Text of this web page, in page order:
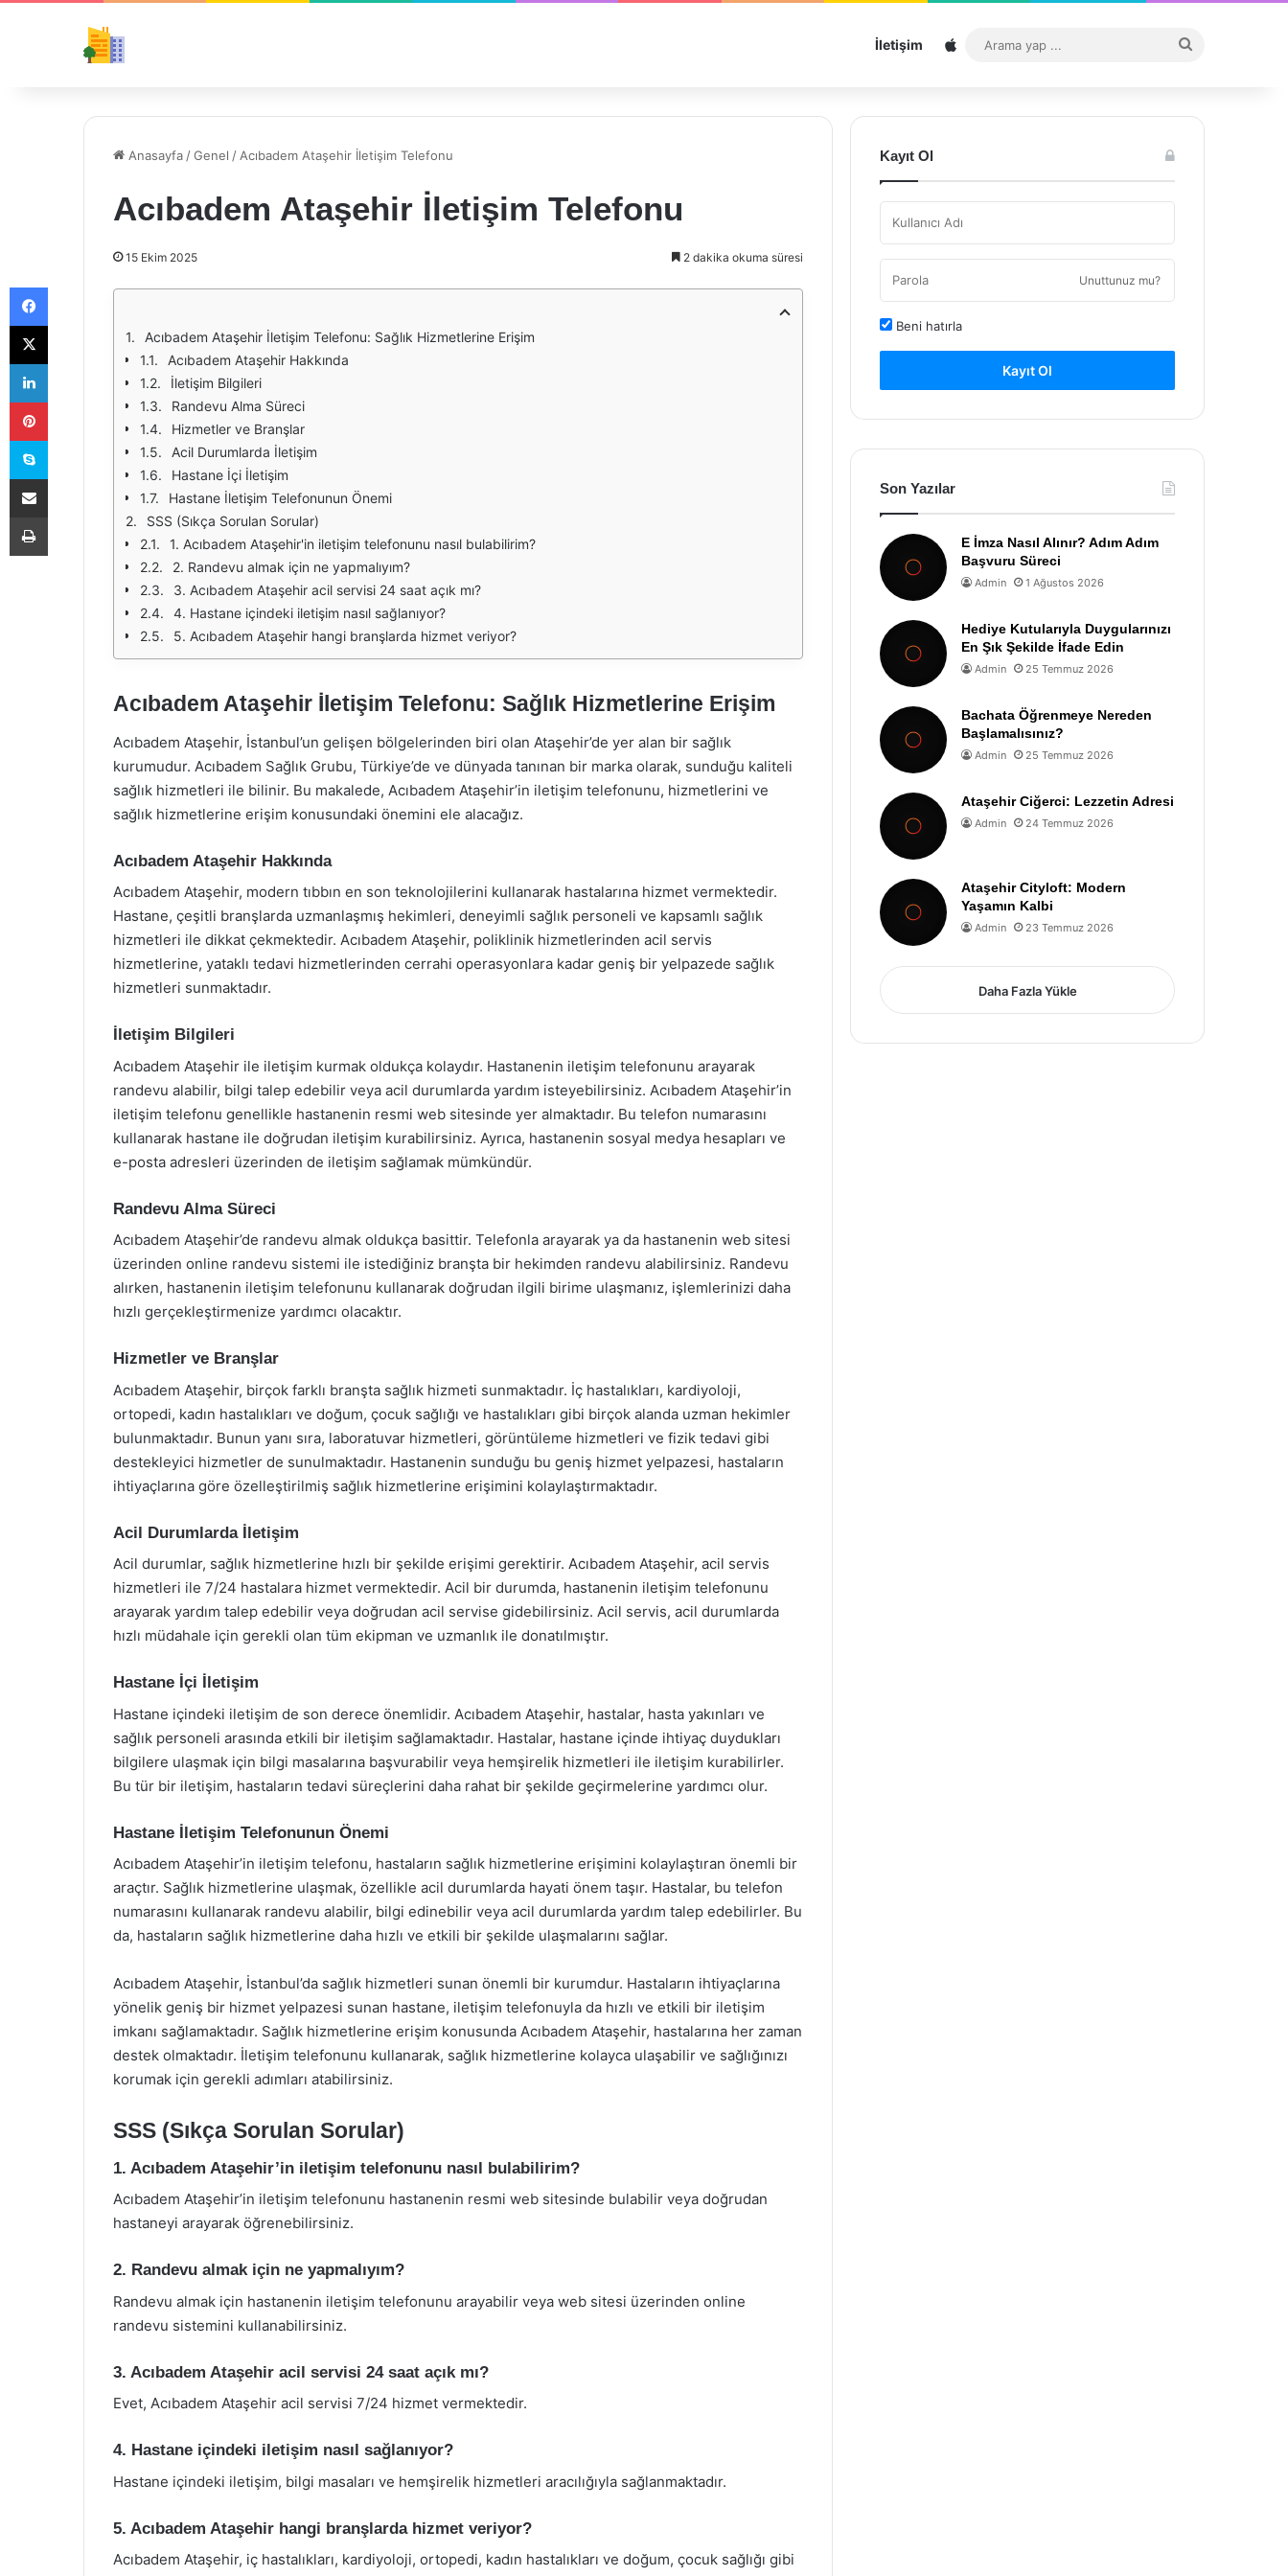
İletişim Sitemap
...
Anasayfa /Genel / Acıbadem Ataşehir İletişim Telefonu
Acıbadem Ataşehir İletişim Telefonu
15 Ekim 2025 2 dakika okuma süresi
Acıbadem Ataşehir İletişim Telefonu: Sağlık Hizmetlerine Erişim
Acıbadem Ataşehir Hakkında
İletişim Bilgileri
Randevu Alma Süreci
Hizmetler ve Branşlar
Acil Durumlarda İletişim
Hastane İçi İletişim
Hastane İletişim Telefonunun Önemi
SSS (Sıkça Sorulan Sorular)
1. Acıbadem Ataşehir'in iletişim telefonunu nasıl bulabilirim?
2. Randevu almak için ne yapmalıyım?
3. Acıbadem Ataşehir acil servisi 24 saat açık mı?
4. Hastane içindeki iletişim nasıl sağlanıyor?
5. Acıbadem Ataşehir hangi branşlarda hizmet veriyor?
Acıbadem Ataşehir İletişim Telefonu: Sağlık Hizmetlerine Erişim
Acıbadem Ataşehir, İstanbul’un gelişen bölgelerinden biri olan Ataşehir’de yer alan bir sağlık
kurumudur. Acıbadem Sağlık Grubu, Türkiye’de ve dünyada tanınan bir marka olarak, sunduğu kaliteli
sağlık hizmetleri ile bilinir. Bu makalede, Acıbadem Ataşehir’in iletişim telefonunu, hizmetlerini ve
sağlık hizmetlerine erişim konusundaki önemini ele alacağız.
Acıbadem Ataşehir Hakkında
Acıbadem Ataşehir, modern tıbbın en son teknolojilerini kullanarak hastalarına hizmet vermektedir.
Hastane, çeşitli branşlarda uzmanlaşmış hekimleri, deneyimli sağlık personeli ve kapsamlı sağlık
hizmetleri ile dikkat çekmektedir. Acıbadem Ataşehir, poliklinik hizmetlerinden acil servis
hizmetlerine, yataklı tedavi hizmetlerinden cerrahi operasyonlara kadar geniş bir yelpazede sağlık
hizmetleri sunmaktadır.
İletişim Bilgileri
Acıbadem Ataşehir ile iletişim kurmak oldukça kolaydır. Hastanenin iletişim telefonunu arayarak
randevu alabilir, bilgi talep edebilir veya acil durumlarda yardım isteyebilirsiniz. Acıbadem Ataşehir’in
iletişim telefonu genellikle hastanenin resmi web sitesinde yer almaktadır. Bu telefon numarasını
kullanarak hastane ile doğrudan iletişim kurabilirsiniz. Ayrıca, hastanenin sosyal medya hesapları ve
e-posta adresleri üzerinden de iletişim sağlamak mümkündür.
Randevu Alma Süreci
Acıbadem Ataşehir’de randevu almak oldukça basittir. Telefonla arayarak ya da hastanenin web sitesi
üzerinden online randevu sistemi ile istediğiniz branşta bir hekimden randevu alabilirsiniz. Randevu
alırken, hastanenin iletişim telefonunu kullanarak doğrudan ilgili birime ulaşmanız, işlemlerinizi daha
hızlı gerçekleştirmenize yardımcı olacaktır.
Hizmetler ve Branşlar
Acıbadem Ataşehir, birçok farklı branşta sağlık hizmeti sunmaktadır. İç hastalıkları, kardiyoloji,
ortopedi, kadın hastalıkları ve doğum, çocuk sağlığı ve hastalıkları gibi birçok alanda uzman hekimler
bulunmaktadır. Bunun yanı sıra, laboratuvar hizmetleri, görüntüleme hizmetleri ve fizik tedavi gibi
destekleyici hizmetler de sunulmaktadır. Hastanenin sunduğu bu geniş hizmet yelpazesi, hastaların
ihtiyaçlarına göre özelleştirilmiş sağlık hizmetlerine erişimini kolaylaştırmaktadır.
Acil Durumlarda İletişim
Acil durumlar, sağlık hizmetlerine hızlı bir şekilde erişimi gerektirir. Acıbadem Ataşehir, acil servis
hizmetleri ile 7/24 hastalara hizmet vermektedir. Acil bir durumda, hastanenin iletişim telefonunu
arayarak yardım talep edebilir veya doğrudan acil servise gidebilirsiniz. Acil servis, acil durumlarda
hızlı müdahale için gerekli olan tüm ekipman ve uzmanlık ile donatılmıştır.
Hastane İçi İletişim
Hastane içindeki iletişim de son derece önemlidir. Acıbadem Ataşehir, hastalar, hasta yakınları ve
sağlık personeli arasında etkili bir iletişim sağlamaktadır. Hastalar, hastane içinde ihtiyaç duydukları
bilgilere ulaşmak için bilgi masalarına başvurabilir veya hemşirelik hizmetleri ile iletişim kurabilirler.
Bu tür bir iletişim, hastaların tedavi süreçlerini daha rahat bir şekilde geçirmelerine yardımcı olur.
Hastane İletişim Telefonunun Önemi
Acıbadem Ataşehir’in iletişim telefonu, hastaların sağlık hizmetlerine erişimini kolaylaştıran önemli bir
araçtır. Sağlık hizmetlerine ulaşmak, özellikle acil durumlarda hayati önem taşır. Hastalar, bu telefon
numarasını kullanarak randevu alabilir, bilgi edinebilir veya acil durumlarda yardım talep edebilirler. Bu
da, hastaların sağlık hizmetlerine daha hızlı ve etkili bir şekilde ulaşmalarını sağlar.
Acıbadem Ataşehir, İstanbul’da sağlık hizmetleri sunan önemli bir kurumdur. Hastaların ihtiyaçlarına
yönelik geniş bir hizmet yelpazesi sunan hastane, iletişim telefonuyla da hızlı ve etkili bir iletişim
imkanı sağlamaktadır. Sağlık hizmetlerine erişim konusunda Acıbadem Ataşehir, hastalarına her zaman
destek olmaktadır. İletişim telefonunu kullanarak, sağlık hizmetlerine kolayca ulaşabilir ve sağlığınızı
korumak için gerekli adımları atabilirsiniz.
SSS (Sıkça Sorulan Sorular)
1. Acıbadem Ataşehir’in iletişim telefonunu nasıl bulabilirim?
Acıbadem Ataşehir’in iletişim telefonunu hastanenin resmi web sitesinde bulabilir veya doğrudan
hastaneyi arayarak öğrenebilirsiniz.
2. Randevu almak için ne yapmalıyım?
Randevu almak için hastanenin iletişim telefonunu arayabilir veya web sitesi üzerinden online
randevu sistemini kullanabilirsiniz.
3. Acıbadem Ataşehir acil servisi 24 saat açık mı?
Evet, Acıbadem Ataşehir acil servisi 7/24 hizmet vermektedir.
4. Hastane içindeki iletişim nasıl sağlanıyor?
Hastane içindeki iletişim, bilgi masaları ve hemşirelik hizmetleri aracılığıyla sağlanmaktadır.
5. Acıbadem Ataşehir hangi branşlarda hizmet veriyor?
Acıbadem Ataşehir, iç hastalıkları, kardiyoloji, ortopedi, kadın hastalıkları ve doğum, çocuk sağlığı gibi
Kayıt Ol
Unuttunuz mu?
Beni hatırla
Kayıt Ol
Son Yazılar
E İmza Nasıl Alınır? Adım Adım
Başvuru Süreci
Admin 1 Ağustos 2026
Hediye Kutularıyla Duygularınızı
En Şık Şekilde İfade Edin
Admin 25 Temmuz 2026
Bachata Öğrenmeye Nereden
Başlamalısınız?
Admin 25 Temmuz 2026
Ataşehir Ciğerci: Lezzetin Adresi
Admin 24 Temmuz 2026
Ataşehir Cityloft: Modern
Yaşamın Kalbi
Admin 23 Temmuz 2026
Daha Fazla Yükle
Facebook
X
LinkedIn
Pinterest
Skype
E-Posta ile paylaş